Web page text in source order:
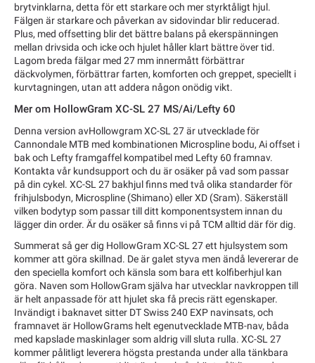
brytvinklarna, detta för ett starkare och mer styrktåligt hjul.
Fälgen är starkare och påverkan av sidovindar blir reducerad.
Plus, med offsetting blir det bättre balans på ekerspänningen
mellan drivsida och icke och hjulet håller klart bättre över tid.
Lagom breda fälgar med 27 mm innermått förbättrar
däckvolymen, förbättrar farten, komforten och greppet, speciellt i
kurvtagningen, utan att addera någon onödig vikt.
Mer om HollowGram XC-SL 27 MS/Ai/Lefty 60
Denna version avHollowgram XC-SL 27 är utvecklade för
Cannondale MTB med kombinationen Microspline bodu, Ai offset i
bak och Lefty framgaffel kompatibel med Lefty 60 framnav.
Kontakta vår kundsupport och du är osäker på vad som passar
på din cykel. XC-SL 27 bakhjul finns med två olika standarder för
frihjulsbodyn, Microspline (Shimano) eller XD (Sram). Säkerställ
vilken bodytyp som passar till ditt komponentsystem innan du
lägger din order. Är du osäker så finns vi på TCM alltid där för dig.
Summerat så ger dig HollowGram XC-SL 27 ett hjulsystem som
kommer att göra skillnad. De är galet styva men ändå levererar de
den speciella komfort och känsla som bara ett kolfiberhjul kan
göra. Naven som HollowGram själva har utvecklar navkroppen till
är helt anpassade för att hjulet ska få precis rätt egenskaper.
Invändigt i baknavet sitter DT Swiss 240 EXP navinsats, och
framnavet är HollowGrams helt egenutvecklade MTB-nav, båda
med kapslade maskinlager som aldrig vill sluta rulla. XC-SL 27
kommer pålitligt leverera högsta prestanda under alla tänkbara